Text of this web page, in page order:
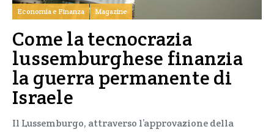
Economia e Finanza Magazine
Come la tecnocrazia
lussemburghese finanzia
la guerra permanente di
Israele
Il Lussemburgo, attraverso l’approvazione della